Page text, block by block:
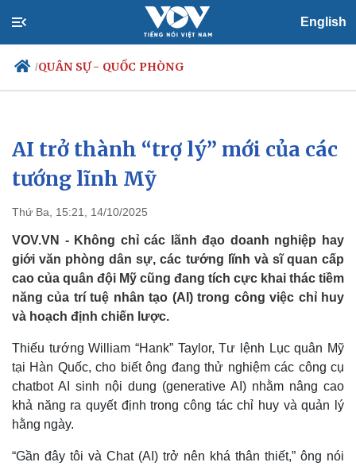
English
/QUÂN SỰ - QUỐC PHÒNG
Chính trị
Đảng
Tổ chức nhân sự
Nhận diện sự thật
Xã hội
Việc làm
Biển đảo
AI trở thành “trợ lý” mới của các
tướng lĩnh Mỹ
Thứ Ba, 15:21, 14/10/2025
VOV.VN - Không chỉ các lãnh đạo doanh nghiệp hay
giới văn phòng dân sự, các tướng lĩnh và sĩ quan cấp
cao của quân đội Mỹ cũng đang tích cực khai thác tiềm
năng của trí tuệ nhân tạo (AI) trong công việc chỉ huy
và hoạch định chiến lược.
Thiếu tướng William “Hank” Taylor, Tư lệnh Lục quân Mỹ
tại Hàn Quốc, cho biết ông đang thử nghiệm các công cụ
chatbot AI sinh nội dung (generative AI) nhằm nâng cao
khả năng ra quyết định trong công tác chỉ huy và quản lý
hằng ngày.
“Gần đây tôi và Chat (AI) trở nên khá thân thiết,” ông nói